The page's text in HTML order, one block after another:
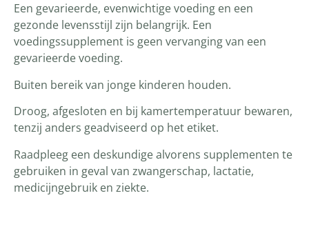
Een gevarieerde, evenwichtige voeding en een
gezonde levensstijl zijn belangrijk. Een
voedingssupplement is geen vervanging van een
gevarieerde voeding.
Buiten bereik van jonge kinderen houden.
Droog, afgesloten en bij kamertemperatuur bewaren,
tenzij anders geadviseerd op het etiket.
Raadpleeg een deskundige alvorens supplementen te
gebruiken in geval van zwangerschap, lactatie,
medicijngebruik en ziekte.